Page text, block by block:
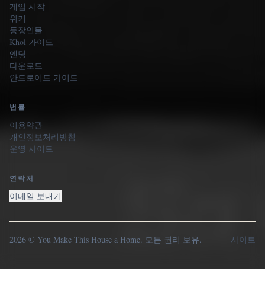
게임 시작
위키
등장인물
Khol 가이드
엔딩
다운로드
안드로이드 가이드
법률
이용약관
개인정보처리방침
운영 사이트
연락처
이메일 보내기
2026 © You Make This House a Home. 모든 권리 보유. 사이트